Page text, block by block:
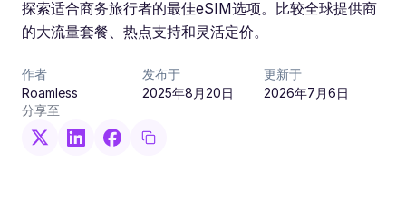
探索适合商务旅行者的最佳eSIM选项。比较全球提供商
的大流量套餐、热点支持和灵活定价。
作者
Roamless
发布于
2025年8月20日
更新于
2026年7月6日
分享至